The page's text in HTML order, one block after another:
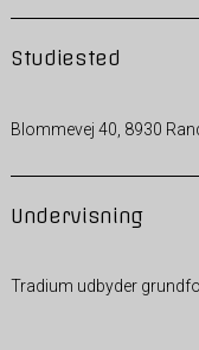
Studiested
Blommevej 40, 8930
Undervisning
Tradium udbyder